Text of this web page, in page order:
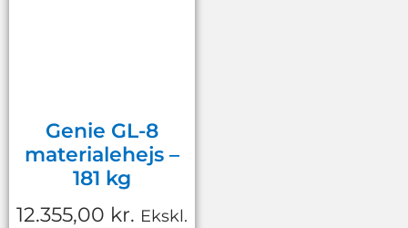
Genie GL-8
materialehejs –
181 kg
12.355,00 kr. Ekskl.